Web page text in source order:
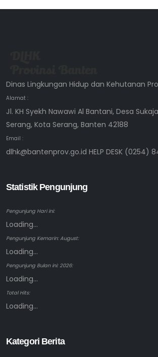
Dinas Lingkungan Hidup dan Kehutanan
Alamat :
Jl. KH Syekh Nawawi Al Bantani, Desa
Serang, Kota Serang, Banten 42188
Email :
dlhk@bantenprov.go.id HELP DESK (0254)
Statistik Pengunjung
Pengunjung Hari ini:
Loading...
Pengunjung Kemarin: August:
Loading...
Pengunjung Bulan ini: 2026:
Loading...
Total Hits:
Loading...
Kategori Berita